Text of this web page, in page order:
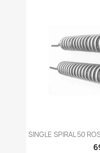
SINGLE SPIRAL 50